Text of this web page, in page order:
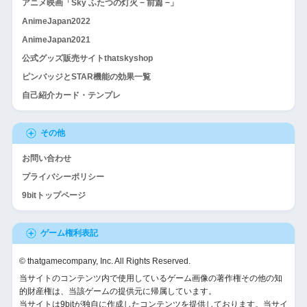
アニメ映画「Sky ふたつの灯火 − 前篇 −」
AnimeJapan2022
AnimeJapan2021
公式グッズ販売サイトthatskyshop
ピンバッジとSTAR機能の効果一覧
自己紹介カード・テンプレ
その他
お問い合わせ
プライバシーポリシー
9bitトップページ
ゲーム権利表記
© thatgamecompany, Inc. All Rights Reserved.
当サイトのコンテンツ内で使用しているゲーム画像の著作権その他の知
的財産権は、当該ゲームの提供元に帰属しています。
当サイトは9bitが独自に作成したコンテンツを提供しております。当サイ